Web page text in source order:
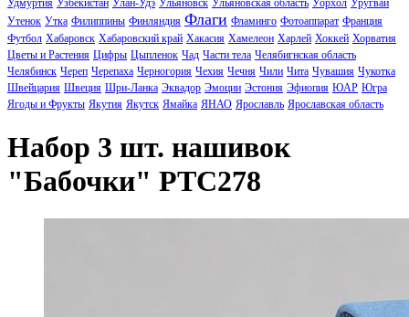
Утенок Утка Филиппины Финляндия Флаги Фламинго Фотоаппарат Франция
Футбол Хабаровск Хабаровский край Хакасия Хамелеон Харлей Хоккей Хорватия
Цветы и Растения Цифры Цыпленок Чад Части тела Челябигнская область
Челябинск Череп Черепаха Черногория Чехия Чечня Чили Чита Чувашия Чукотка
Швейцария Швеция Шри-Ланка Эквадор Эмоции Эстония Эфиопия ЮАР Югра
Ягоды и Фрукты Якутия Якутск Ямайка ЯНАО Ярославль Ярославская область
Набор 3 шт. нашивок
"Бабочки" PTC278